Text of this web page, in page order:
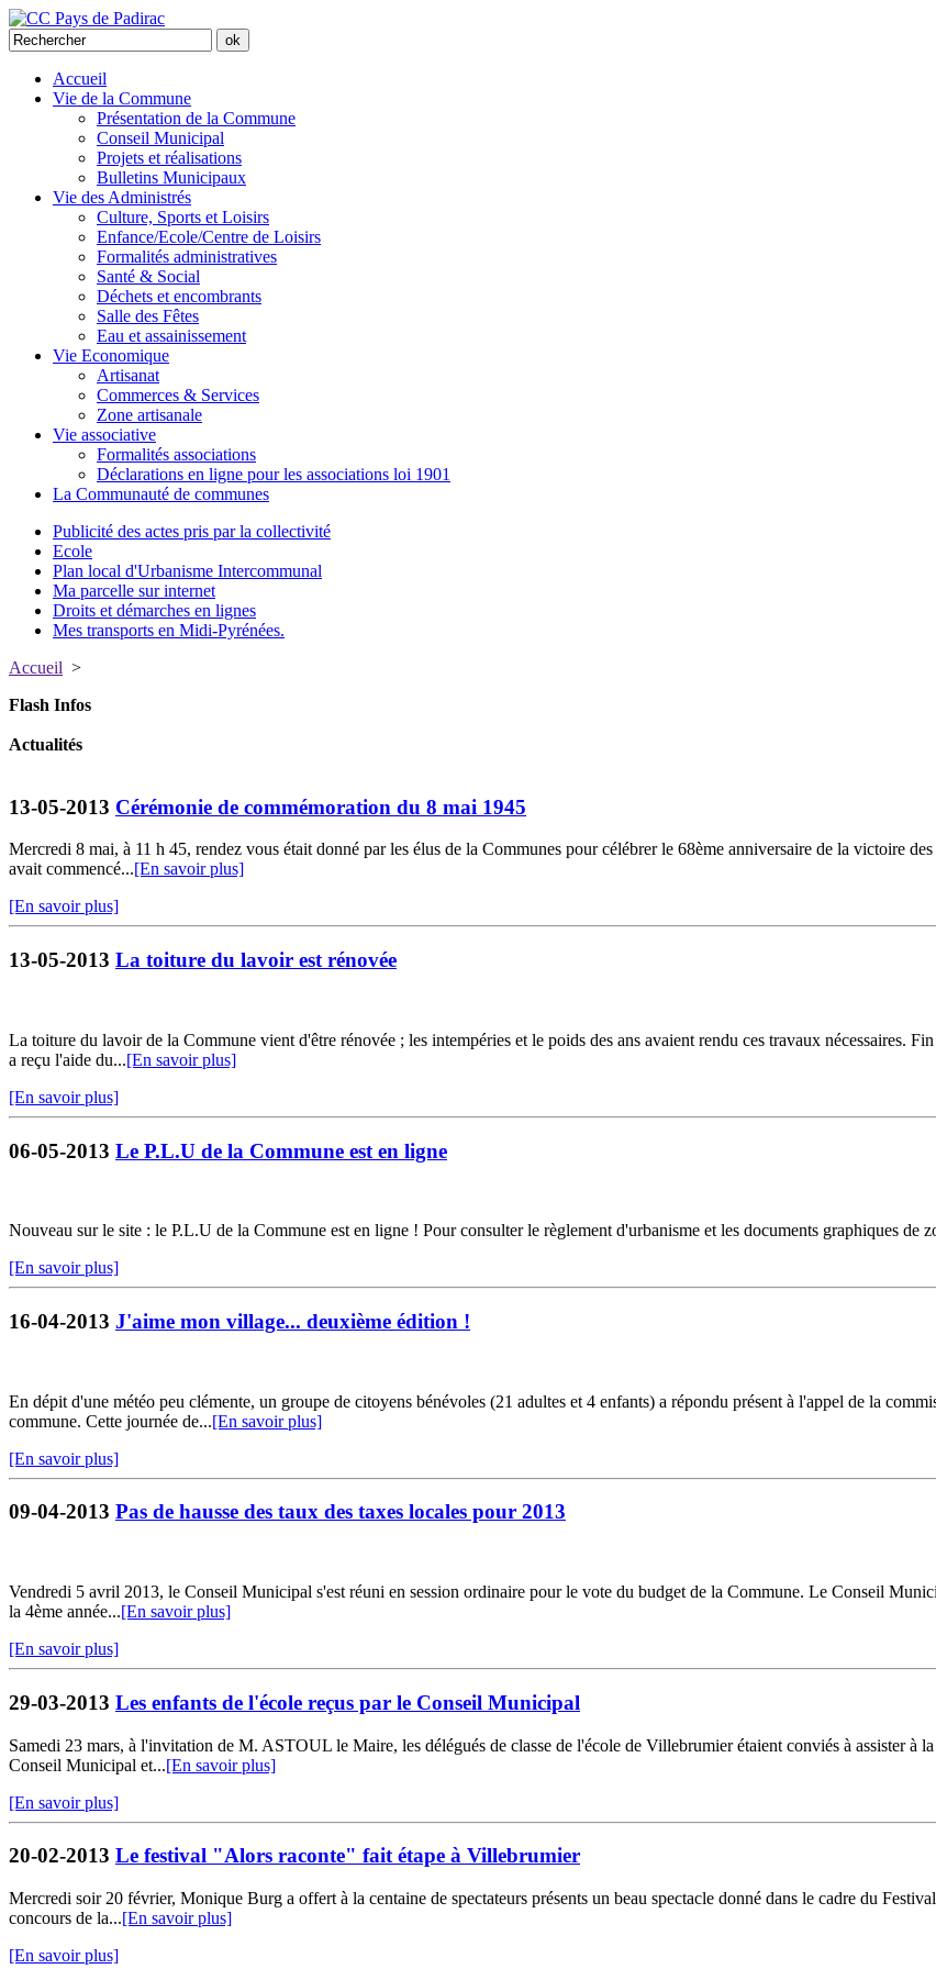
Accueil
Vie de la Commune
Présentation de la Commune
Conseil Municipal
Projets et réalisations
Bulletins Municipaux
Vie des Administrés
Culture, Sports et Loisirs
Enfance/Ecole/Centre de Loisirs
Formalités administratives
Santé & Social
Déchets et encombrants
Salle des Fêtes
Eau et assainissement
Vie Economique
Artisanat
Commerces & Services
Zone artisanale
Vie associative
Formalités associations
Déclarations en ligne pour les associations loi 1901
La Communauté de communes
Publicité des actes pris par la collectivité
Ecole
Plan local d'Urbanisme Intercommunal
Ma parcelle sur internet
Droits et démarches en lignes
Mes transports en Midi-Pyrénées.
Accueil >
Flash Infos
Actualités
13-05-2013 Cérémonie de commémoration du 8 mai 1945
Mercredi 8 mai, à 11 h 45, rendez vous était donné par les élus de la Communes pour célébrer le 68ème anniversaire de la victoire
avait commencé...[En savoir plus]
[En savoir plus]
13-05-2013 La toiture du lavoir est rénovée
La toiture du lavoir de la Commune vient d'être rénovée ; les intempéries et le poids des ans avaient rendu ces travaux nécessaires.
a reçu l'aide du...[En savoir plus]
[En savoir plus]
06-05-2013 Le P.L.U de la Commune est en ligne
Nouveau sur le site : le P.L.U de la Commune est en ligne ! Pour consulter le règlement d'urbanisme et les documents graphiques de
[En savoir plus]
16-04-2013 J'aime mon village... deuxième édition !
En dépit d'une météo peu clémente, un groupe de citoyens bénévoles (21 adultes et 4 enfants) a répondu présent à l'appel de la
commune. Cette journée de...[En savoir plus]
[En savoir plus]
09-04-2013 Pas de hausse des taux des taxes locales pour 2013
Vendredi 5 avril 2013, le Conseil Municipal s'est réuni en session ordinaire pour le vote du budget de la Commune. Le Conseil
la 4ème année...[En savoir plus]
[En savoir plus]
29-03-2013 Les enfants de l'école reçus par le Conseil Municipal
Samedi 23 mars, à l'invitation de M. ASTOUL le Maire, les délégués de classe de l'école de Villebrumier étaient conviés à assister à
Conseil Municipal et...[En savoir plus]
[En savoir plus]
20-02-2013 Le festival "Alors raconte" fait étape à Villebrumier
Mercredi soir 20 février, Monique Burg a offert à la centaine de spectateurs présents un beau spectacle donné dans le cadre du
concours de la...[En savoir plus]
[En savoir plus]